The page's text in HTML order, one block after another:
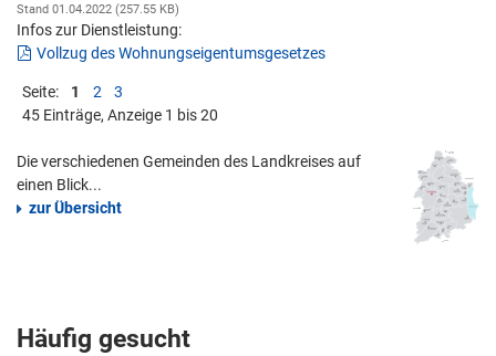
Stand 01.04.2022 (257.55 KB)
Infos zur Dienstleistung:
Vollzug des Wohnungseigentumsgesetzes
Seite: 1 2
3
45 Einträge, Anzeige 1 bis 20
Die verschiedenen Gemeinden des Landkreises auf
einen Blick...
zur Übersicht
Häufig gesucht